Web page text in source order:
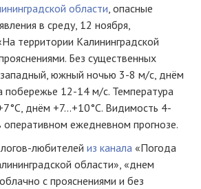
области , опасные
в среду, 12 ноября,
территории Калининградской
Без существенных
южный ночью 3-8 м/с, днём
побережье 12-14 м/с. Температура
днём +7...+10°C. Видимость 4-
оперативном ежедневном прогнозе.
любителей из канала «Погода
области», «днем
с прояснениями и без